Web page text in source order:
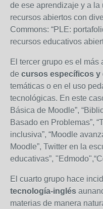
de ese aprendizaje y a
recursos abiertos con
Commons: “PLE:
recursos educativos
El tercer grupo es el
de cursos específicos y
temáticas o en el uso
tecnológicas. En este
Básica de Moodle”,
Basado en Problemas”,
inclusiva”, “Moodle
Moodle”, Twitter en la
educativas”,
El cuarto grupo hace
tecnología-inglés
materias de manera